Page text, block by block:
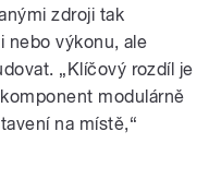
zdroji tak
nebo výkonu, ale
„Klíčový rozdíl je
modulárně
na místě,“